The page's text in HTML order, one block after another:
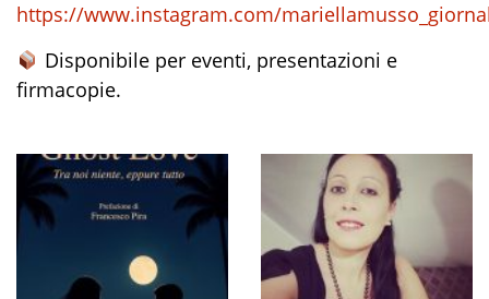
https://www.instagram.com/
Disponibile per eventi, presentazioni e
firmacopie.